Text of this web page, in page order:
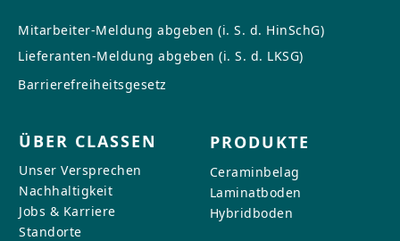
Mitarbeiter-Meldung abgeben (i. S. d. HinSchG)
Lieferanten-Meldung abgeben (i. S. d. LKSG)
Barrierefreiheitsgesetz
ÜBER CLASSEN
Unser Versprechen
Nachhaltigkeit
Jobs & Karriere
Standorte
PRODUKTE
Ceraminbelag
Laminatboden
Hybridboden